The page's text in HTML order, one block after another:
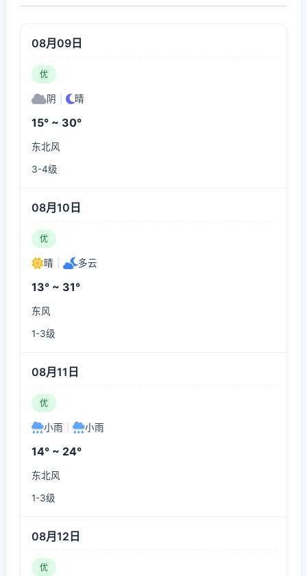
08月09日
优
阴 晴
15° ~ 30°
东北风
3-4级
08月10日
优
晴 多云
13° ~ 31°
东风
1-3级
08月11日
优
小雨 小雨
14° ~ 24°
东北风
1-3级
08月12日
优